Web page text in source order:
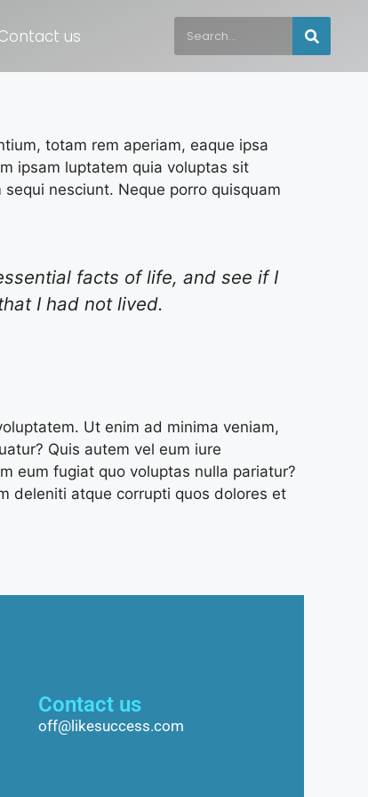
us
totam rem aperiam, eaque ipsa
ipsam luptatem quia voluptas sit
nesciunt. Neque porro quisquam
facts of life, and see if I
I had not lived.
Ut enim ad minima veniam,
Quis autem vel eum iure
eum fugiat quo voluptas nulla pariatur?
deleniti atque corrupti quos dolores et
Contact us
off@likesuccess.com